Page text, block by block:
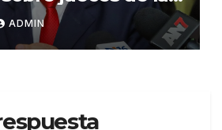
de Justicia
ADMIN